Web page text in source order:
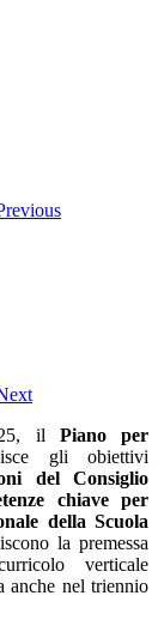
il Piano per
gli obiettivi
del Consiglio
chiave per
della Scuola
la premessa
verticale
anche nel triennio